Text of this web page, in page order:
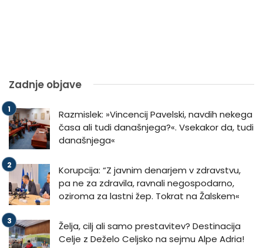
Zadnje objave
Razmislek: »Vincencij Pavelski, navdih nekega
časa ali tudi današnjega?«. Vsekakor da, tudi
današnjega«
Korupcija: “Z javnim denarjem v zdravstvu,
pa ne za zdravila, ravnali negospodarno,
oziroma za lastni žep. Tokrat na Žalskem«
Želja, cilj ali samo prestavitev? Destinacija
Celje z Deželo Celjsko na sejmu Alpe Adria!